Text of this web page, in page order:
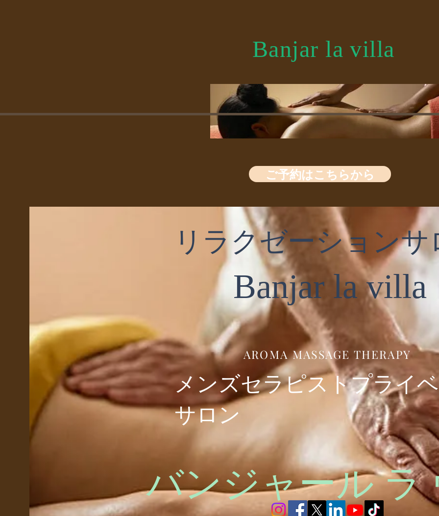
​Banjar la villa
ご予約はこちらから
リラクゼーションサ
Banjar la villa
AROMA MASSAGE THERAPY
メンズセラピストプライ
サロン
バンジャール ラ